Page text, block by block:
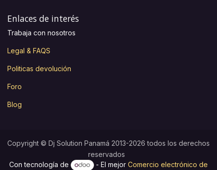
Enlaces de interés
Trabaja con nosotros
Legal & FAQS
Politicas devolución
Foro
Blog
Copyright © Dj Solution Panamá 2013-2026 todos los derechos
reservados
Con tecnología de
- El mejorComercio electrónico de